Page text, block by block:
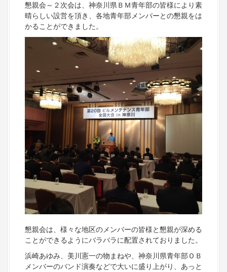
懇親会～２次会は、神奈川県ＢＭ青年部の皆様により素
晴らしい設営を頂き、各地青年部メンバーとの懇親をは
かることができました。
懇親会は、様々な地区のメンバーの皆様と懇親が深める
ことができるようにバラバラに配置されておりました。
浜崎あゆみ、美川憲一の物まねや、神奈川県青年部ＯＢ
メンバーのバンド演奏などで大いに盛り上がり、あっと